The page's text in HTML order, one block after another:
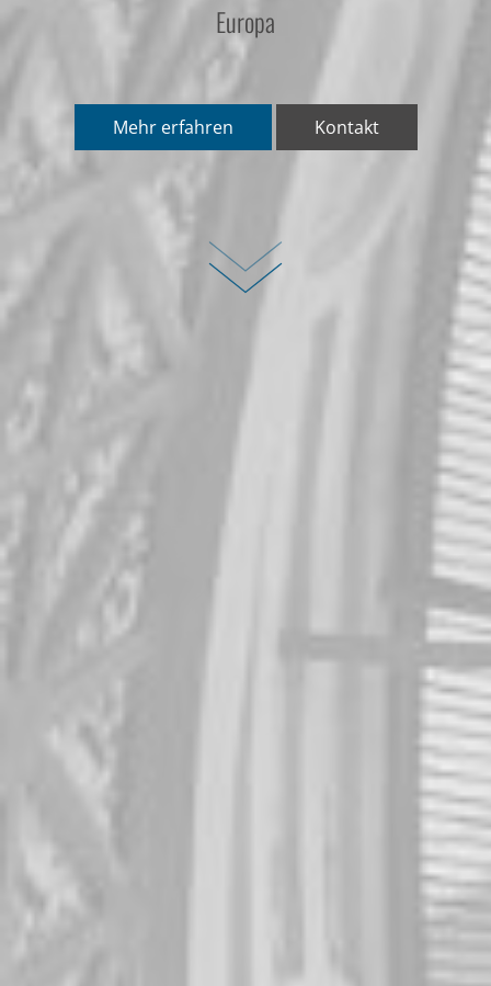
Europa
Mehr erfahren Kontakt